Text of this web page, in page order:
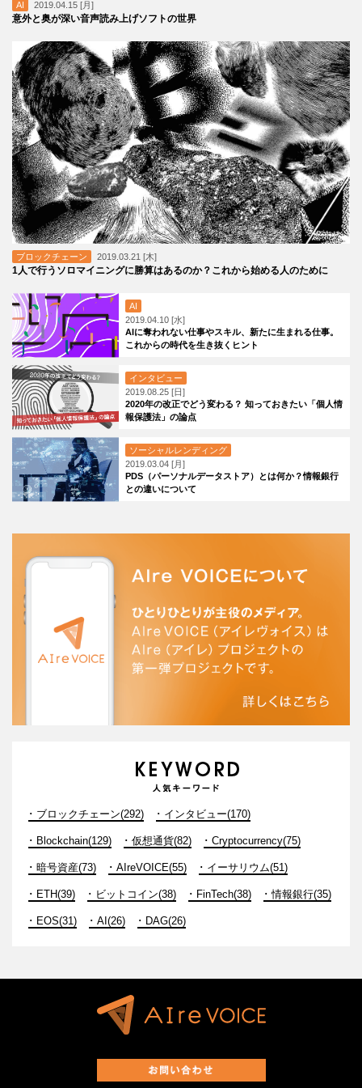
AI 2019.04.15 [月]
意外と奥が深い音声読み上げソフトの世界
ブロックチェーン 2019.03.21 [木]
1人で行うソロマイニングに勝算はあるのか？これから始める人のために
AI
2019.04.10 [水]
AIに奪われない仕事やスキル、新たに生まれる仕事。
これからの時代を生き抜くヒント
インタビュー
2019.08.25 [日]
2020年の改正でどう変わる？ 知っておきたい「個人情
報保護法」の論点
ソーシャルレンディング
2019.03.04 [月]
PDS（パーソナルデータストア）とは何か？情報銀行
との違いについて
ブロックチェーン(292) インタビュー(170)
Blockchain(129) 仮想通貨(82) Cryptocurrency(75)
暗号資産(73) AIreVOICE(55) イーサリウム(51)
ETH(39) ビットコイン(38) FinTech(38) 情報銀行(35)
EOS(31) AI(26) DAG(26)